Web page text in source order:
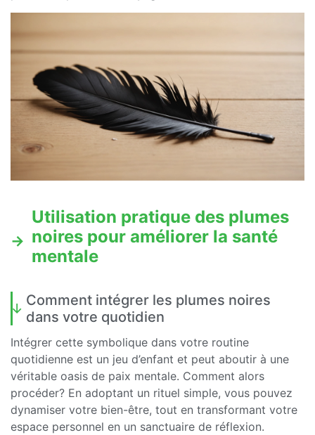
Utilisation pratique des plumes
noires pour améliorer la santé
mentale
Comment intégrer les plumes noires
dans votre quotidien
Intégrer cette symbolique dans votre routine
quotidienne est un jeu d’enfant et peut aboutir à une
véritable oasis de paix mentale. Comment alors
procéder? En adoptant un rituel simple, vous pouvez
dynamiser votre bien-être, tout en transformant votre
espace personnel en un sanctuaire de réflexion.